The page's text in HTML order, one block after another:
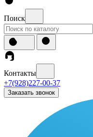
Поиск
Контакты
+7(928)227-00-37
Заказать звонок